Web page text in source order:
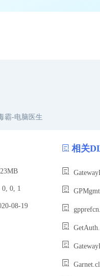
霸-电脑医生
0, 1
08-19
相关